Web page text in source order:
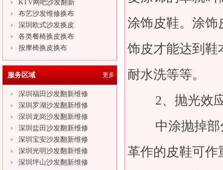
KTV网吧沙发翻新
布艺沙发维修换布
深圳欧式沙发换皮
各类餐椅换皮换布
按摩椅换皮换布
服务区域 更多
深圳福田沙发翻新维修
深圳罗湖沙发翻新维修
深圳龙岗沙发翻新维修
深圳盐田沙发翻新维修
深圳宝安沙发翻新维修
深圳光明沙发翻新维修
深圳坪山沙发翻新维修
涂饰皮鞋。涂饰
饰皮才能达到鞋
耐水洗等等。
2、抛光效
中涂抛掉部
革作的皮鞋可作